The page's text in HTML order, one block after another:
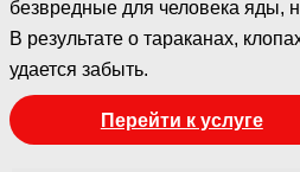
безвредные для человека яды,
В результате о тараканах,
удается забыть.
Перейти к услуге